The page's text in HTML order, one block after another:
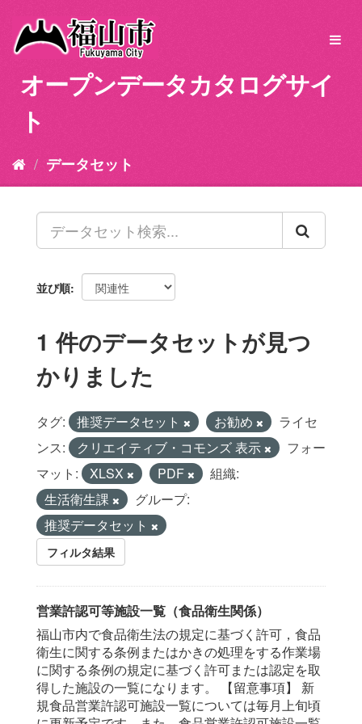
オープンデータカタログサイ
ト
データセット
並び順
1 件のデータセットが見つ
かりました
タグ: 推奨データセット お勧め
ライセ
ンス:
クリエイティブ・コモンズ 表示
フォー
マット:
XLSX PDF
組織:
生活衛生課
グループ:
推奨データセット
フィルタ結果
営業許認可等施設一覧（食品衛生関係）
福山市内で食品衛生法の規定に基づく許可，食品
衛生に関する条例またはかきの処理をする作業場
に関する条例の規定に基づく許可または認定を取
得した施設の一覧になります。 【留意事項】 新
規食品営業許認可施設一覧については毎月上旬頃